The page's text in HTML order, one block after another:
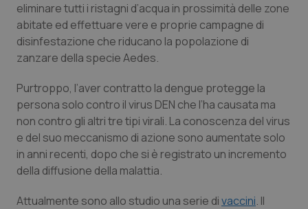
eliminare tutti i ristagni d’acqua in prossimità delle zone
abitate ed effettuare vere e proprie campagne di
disinfestazione che riducano la popolazione di
zanzare della specieAedes.
Purtroppo, l’aver contratto la dengue protegge la
persona solo contro il virus DEN che l’ha causata ma
non contro gli altri tre tipi virali. La conoscenza del virus
e del suo meccanismo di azione sono aumentate solo
in anni recenti, dopo che si è registrato un incremento
della diffusione della malattia.
Attualmente sono allo studio una serie divaccini. Il
Nome
Fornitore /Dominio
VISITOR_PRIVACY_METADATA
YouTube
.youtube.com